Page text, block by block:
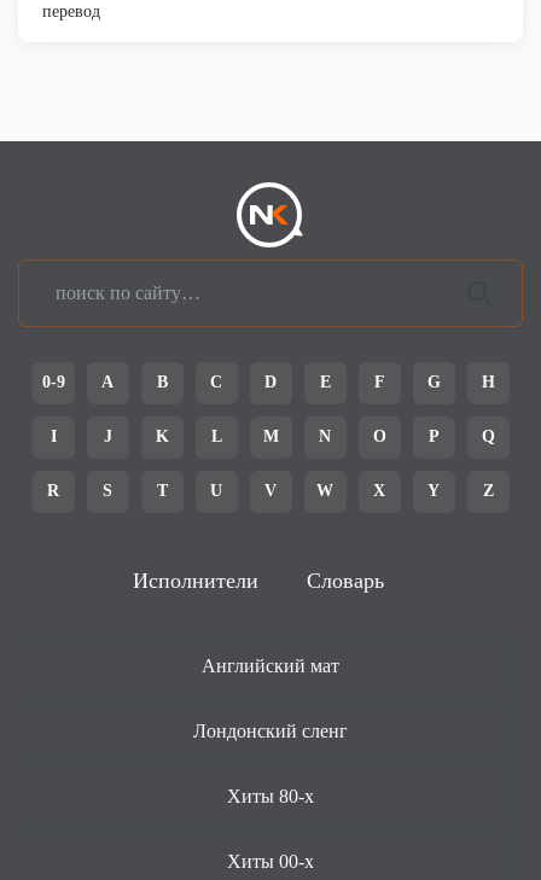
перевод
0-9 A B C D E F G H
I J K L M N O P Q
R S T U V W X Y Z
Исполнители Словарь
Английский мат
Лондонский сленг
Хиты 80-х
Хиты 00-х